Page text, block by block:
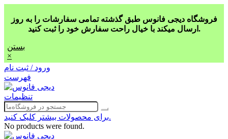
فروشگاه دیجی فانوس طبق گذشته تمامی سفارشات را به روز
ارسال میکند با خیال راحت سفارش خود را ثبت کنید.
بستن
×
ورود / ثبت نام
فهرست
تنظیمات
برای محصولات بیشتر کلیک کنید.
No products were found.